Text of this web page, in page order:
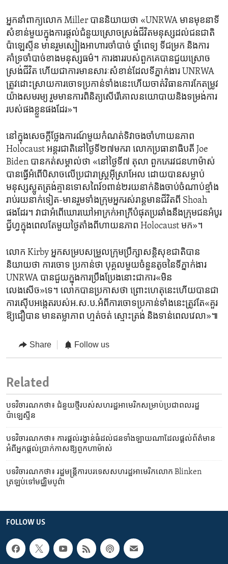
អ្នក​នាំពាក្យ​លោក Miller បាន​និយាយ​ថា «UNRWA មាន​មុខនាទី​
សំខាន់មួយ​ក្នុង​ការផ្តល់​ជំនួយ​ស្រោចស្រង់​ជីវិតមនុស្សដល់ជនជាតិ​
ប៉ាឡេស្ទីន មានរួម​ស្បៀងអាហារចាំបាច់ ថ្នាំពេទ្យ ទីជម្រក ​និង​ការ
គាំទ្រចាំបាច់​ខាងមនុស្សធម៌។ ការងាររបស់​ពួកគេ​បាន​ជួយ​ស្រោច
ស្រង់​ជីវិត​ ហើយជា​ការមានសារៈសំខាន់ដែលទីភ្នាក់ងារ UNRWA
ត្រូវដោះស្រាយការចោទ​ប្រកាន់​ទាំង​នេះហើយ​ចាត់វិធានការ​កែតម្រូវ​
យ៉ាង​សមរម្យ រួម​មាន​ការពិនិត្យ​សើរើ​គោលនយោបាយនិង​ទម្រង់ការ
របស់​ផង​ខ្លួន​ផង​ដែរ»។
នៅ​ក្នុង​សេចក្តីថ្លែងការណ៍​មួយ​កំណត់ទិវា​ចងចាំ​ហាយនភាព
Holocaust អន្តរជាតិ​នៅថ្ងៃទី២៧មករា លោក​ប្រធានាធិបតី Joe
Biden បាន​កត់​សម្គាល់​ថា «នៅ​ថ្ងៃ​ទី៧ តុលា ពួក​ភេរវជន​ហាម៉ាស់​
បានធ្វើអំពើបិសាចលើ​ប្រជារាស្ត្រអ៊ីស្រាអែល ដោយបានសម្លាប់​
មនុស្ស​ស្លូតត្រង់គ្មាន​ទោសពៃរ៍១ពាន់២រយ​នាក់និងចាប់ចំណាប់ខ្មាំង
រាប់រយ​នាក់ទៀត-មានរួម​ទាំងក្រុមអ្នក​រស់រាន្តមានជីវិត​ពី Shoah
ផងដែរ។ វា​ជាអំពើឃោរឃៅអាក្រក់អាក្រីបំផុតប្រឆាំង​នឹង​ក្រុម​ជន​អំបូរ​
ជ្វីហ្វក្នុង​ពេលតែមួយថ្ងៃ​តាំង​ពីហាយនភាព Holocaust មក»។
លោក Kirby អ្នក​សម្រប​សម្រួល​ក្រុមប្រឹក្សាសន្តិសុខជាតិបាន​
និយាយ​ថា​ ការចោទ ប្រកាន់​ថា បុគ្គល​មួយចំនួន​តូច​នៃទីភ្នាក់ងារ
UNRWA បានជួយក្នុង​ការប្រឹងប្រែង​នោះ​ជា​ការ«មិន​
លេងសើច»ទេ។ លោកបាន​ប្រកាស​ថា ​ព្រោះ​ហេតុនេះ​ហើយ​បានជា
ការស៊ើបអង្កេតរបស់អ.ស.ប.​អំពី​ការ​ចោទ​ប្រកាន់ទាំង​នេះត្រូវ​តែ«គួរ​
ឱ្យជឿបាន ​មាន​តម្លាភាព​ ហ្មត់ចត់ ស្មោះត្រង់ ​និង​ទាន់ពេលវេលា»៕
Share Follow us
Related
បទវិចារណកថា៖ ជំនួយ​ថ្មី​របស់​សហរដ្ឋ​អាមេរិក​សម្រាប់​ប្រជាពលរដ្ឋ​
ប៉ាឡេស្ទីន
បទវិចារណកថា៖ ការផ្តល់​រង្វាន់​ធំ​ដល់​ជនទាំង​ឡាយ​ណា​ដែល​ផ្តល់​ព័ត៌មាន​
អំពី​អ្នកផ្តល់​ប្រាក់កាស​ឱ្យ​ពួកហាម៉ាស់
បទវិចារណកថា៖ រដ្ឋមន្រ្តី​ការបរទេស​សហរដ្ឋ​អាមេរិក​លោក Blinken
ត្រឡប់​ទៅមជ្ឈិមបូព៌ា
FOLLOW US